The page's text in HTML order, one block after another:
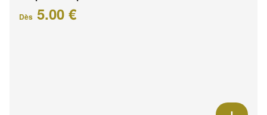
Dès 5.00 €